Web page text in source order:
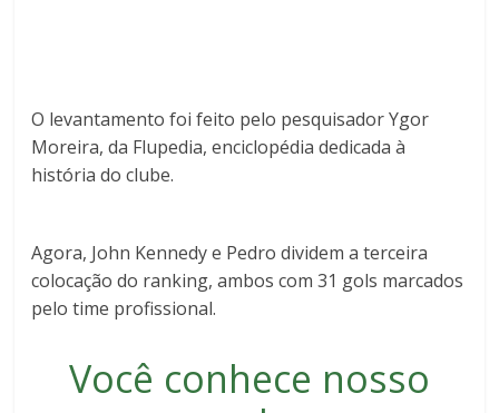
O levantamento foi feito pelo pesquisador Ygor
Moreira, da Flupedia, enciclopédia dedicada à
história do clube.
Agora, John Kennedy e Pedro dividem a terceira
colocação do ranking, ambos com 31 gols marcados
pelo time profissional.
Você conhece nosso